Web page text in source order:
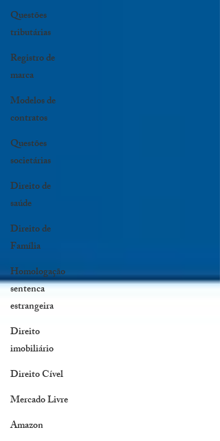
Questões
tributárias
Registro de
marca
Modelos de
contratos
Questões
societárias
Direito de
saúde
Direito de
Família
Homologação
sentenca
estrangeira
Direito
imobiliário
Direito Cível
Mercado Livre
Amazon